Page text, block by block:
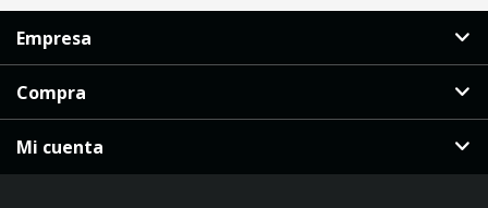
Empresa
Compra
Mi cuenta